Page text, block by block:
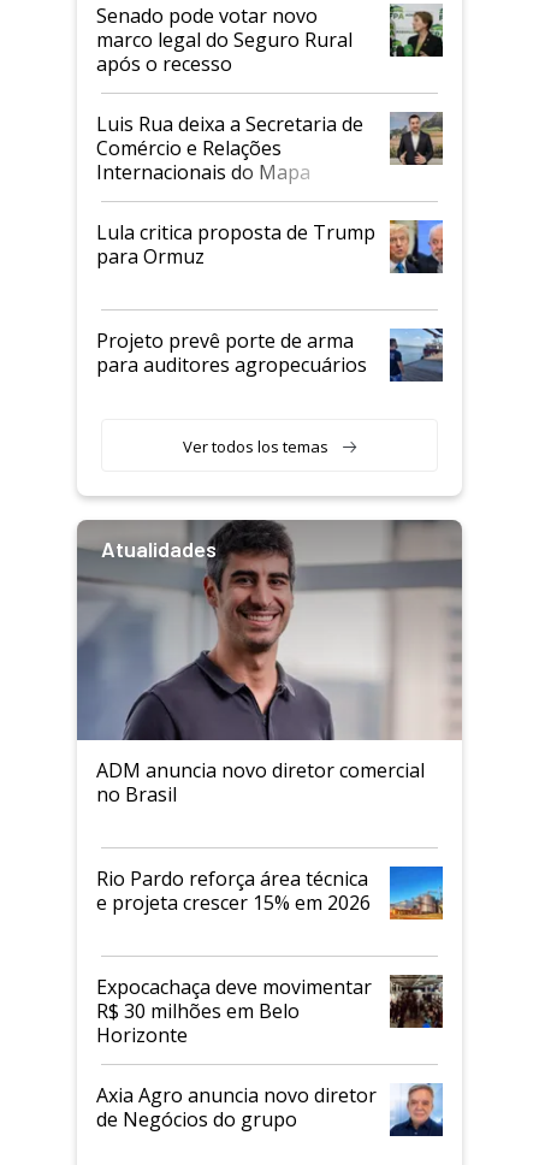
Senado pode votar novo
marco legal do Seguro Rural
após o recesso
Luis Rua deixa a Secretaria de
Comércio e Relações
Internacionais do Mapa
Lula critica proposta de Trump
para Ormuz
Projeto prevê porte de arma
para auditores agropecuários
Ver todos los temas
Atualidades
ADM anuncia novo diretor comercial
no Brasil
Rio Pardo reforça área técnica
e projeta crescer 15% em 2026
Expocachaça deve movimentar
R$ 30 milhões em Belo
Horizonte
Axia Agro anuncia novo diretor
de Negócios do grupo